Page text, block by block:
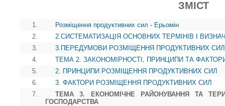
ЗМІСТ
1.
Розміщення продуктивних сил - Ерьомін
2.
2.СИСТЕМАТИЗАЦІЯ ОСНОВНИХ ТЕРМІНІВ І
3.
3.ПЕРЕДУМОВИ РОЗМІЩЕННЯ ПРОДУКТИВНИХ СИЛ
4.
ТЕМА 2. ЗАКОНОМІРНОСТІ, ПРИНЦИПИ ТА
5.
2. ПРИНЦИПИ РОЗМІЩЕННЯ ПРОДУКТИВНИХ СИЛ
6.
3. ФАКТОРИ РОЗМІЩЕННЯ ПРОДУКТИВНИХ СИЛ
7.
ТЕМА 3. ЕКОНОМІЧНЕ РАЙОНУВАННЯ ТА
ГОСПОДАРСТВА